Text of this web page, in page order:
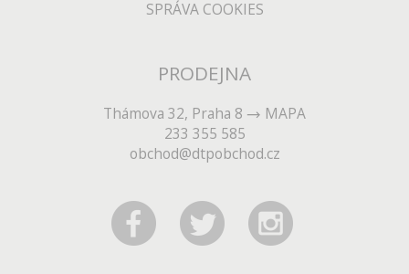
SPRÁVA COOKIES
PRODEJNA
Thámova 32, Praha 8
MAPA
233 355 585
obchod@dtpobchod.cz